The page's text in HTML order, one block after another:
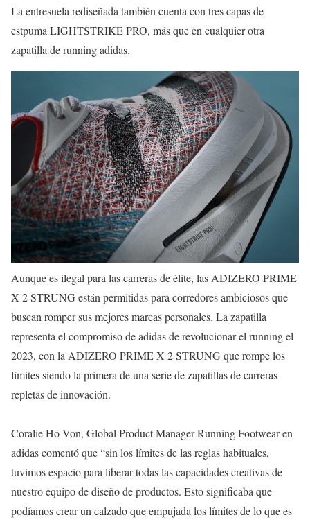
La entresuela rediseñada también cuenta con tres capas de
estpuma LIGHTSTRIKE PRO, más que en cualquier otra
zapatilla de running adidas.
Aunque es ilegal para las carreras de élite, las ADIZERO PRIME
X 2 STRUNG están permitidas para corredores ambiciosos que
buscan romper sus mejores marcas personales. La zapatilla
representa el compromiso de adidas de revolucionar el running el
2023, con la ADIZERO PRIME X 2 STRUNG que rompe los
límites siendo la primera de una serie de zapatillas de carreras
repletas de innovación.
Coralie Ho-Von, Global Product Manager Running Footwear en
adidas comentó que “sin los límites de las reglas habituales,
tuvimos espacio para liberar todas las capacidades creativas de
nuestro equipo de diseño de productos. Esto significaba que
podíamos crear un calzado que empujada los límites de lo que es